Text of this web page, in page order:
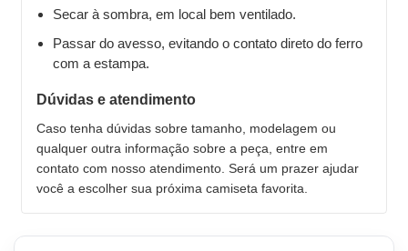
Secar à sombra, em local bem ventilado.
Passar do avesso, evitando o contato direto do ferro
com a estampa.
Dúvidas e atendimento
Caso tenha dúvidas sobre tamanho, modelagem ou
qualquer outra informação sobre a peça, entre em
contato com nosso atendimento. Será um prazer ajudar
você a escolher sua próxima camiseta favorita.